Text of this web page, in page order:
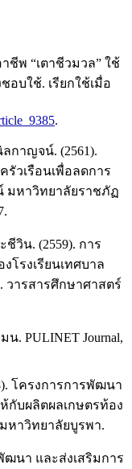
ชีพ “เตาชีวมวล” ใช้
อบใช้. เรียกใช้เมื่อ
.
กาญจน์. (2561).
วเรือนเพื่อลดการ
มหาวิทยาลัยราชภัฏ
วิน. (2559). การ
รงเรียนเทศบาล
วารสารศึกษาศาสตร์
. PULINET Journal,
โครงการการพัฒนา
กับผลิตผลเกษตรท้อง
หาวิทยาลัยบูรพา.
นา และส่งเสริมการ